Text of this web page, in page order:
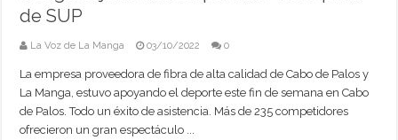
de SUP
La Voz de La Manga 03/10/2022 0
La empresa proveedora de fibra de alta calidad de Cabo de Palos y
La Manga, estuvo apoyando el deporte este fin de semana en Cabo
de Palos. Todo un éxito de asistencia. Más de 235 competidores
ofrecieron un gran espectáculo ...